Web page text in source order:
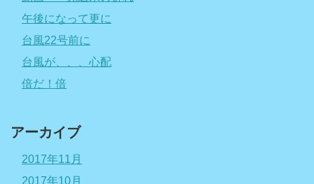
午後になって更に
台風22号前に
台風が、、、心配
倍だ！倍
アーカイブ
2017年11月
2017年10月